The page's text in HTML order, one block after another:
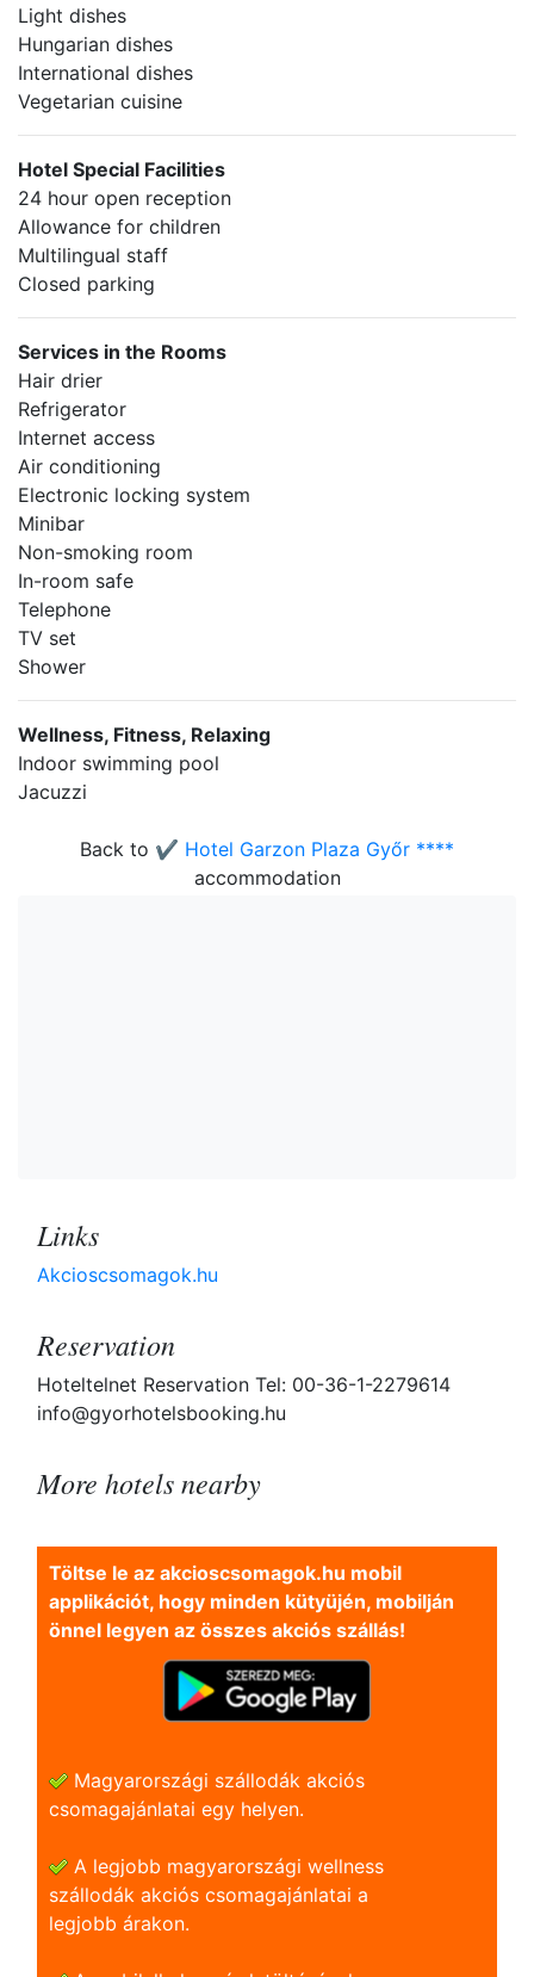
Light dishes
Hungarian dishes
International dishes
Vegetarian cuisine
Hotel Special Facilities
24 hour open reception
Allowance for children
Multilingual staff
Closed parking
Services in the Rooms
Hair drier
Refrigerator
Internet access
Air conditioning
Electronic locking system
Minibar
Non-smoking room
In-room safe
Telephone
TV set
Shower
Wellness, Fitness, Relaxing
Indoor swimming pool
Jacuzzi
Back to ✔️ Hotel Garzon Plaza Győr ****
accommodation
Links
Akcioscsomagok.hu
Reservation
Hoteltelnet Reservation Tel: 00-36-1-2279614
info@gyorhotelsbooking.hu
More hotels nearby
Töltse le az akcioscsomagok.hu mobil
applikációt, hogy minden kütyüjén, mobilján
önnel legyen az összes akciós szállás!
Magyarországi szállodák akciós
csomagajánlatai egy helyen.
A legjobb magyarországi wellness
szállodák akciós csomagajánlatai a
legjobb árakon.